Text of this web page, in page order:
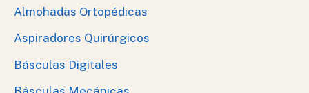
Almohadas Ortopédicas
Aspiradores Quirúrgicos
Básculas Digitales